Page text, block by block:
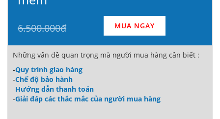
6.500.000đ MUA NGAY
Những vấn đề quan trọng mà người mua hàng cần biết :
-Quy trình giao hàng
-Chế độ bảo hành
-Hướng dẫn thanh toán
-Giải đáp các thắc mắc của người mua hàng